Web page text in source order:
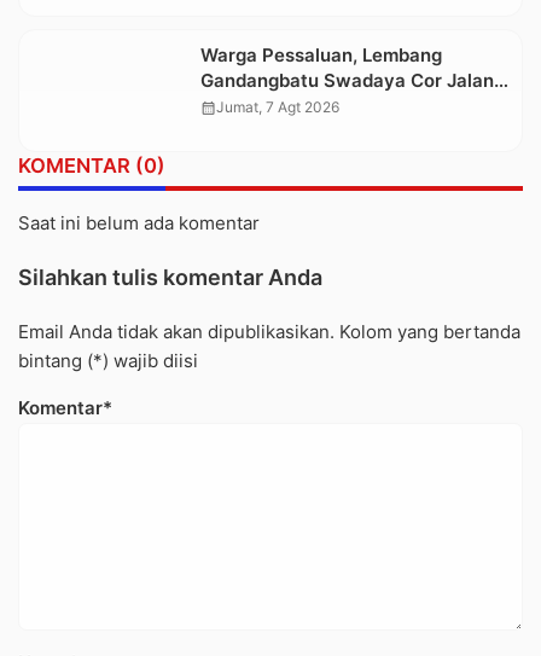
Warga Pessaluan, Lembang
Gandangbatu Swadaya Cor Jalan
Kabupaten
calendar_monthJumat, 7 Agt 2026
KOMENTAR (0)
Saat ini belum ada komentar
Silahkan tulis komentar Anda
Email Anda tidak akan dipublikasikan. Kolom yang bertanda
bintang (*) wajib diisi
Komentar*